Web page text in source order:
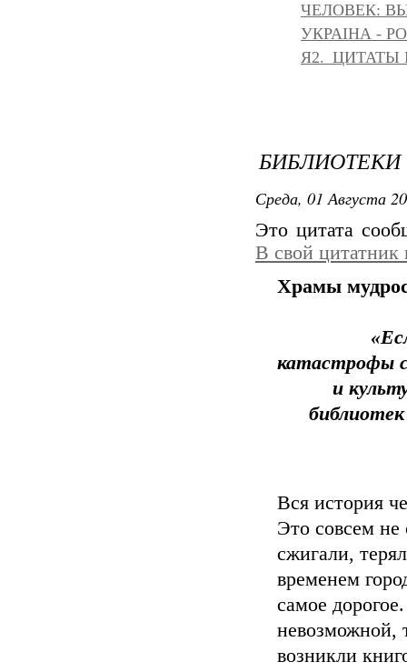
ЧЕЛОВЕК:
УКРАІНА -
Среда, 01 Августа
Это цитата
В свой цитатник
Храмы
катастрофы с
и
Вся история
Это совсем не
сжигали,
временем
самое
невозможной,
возникли